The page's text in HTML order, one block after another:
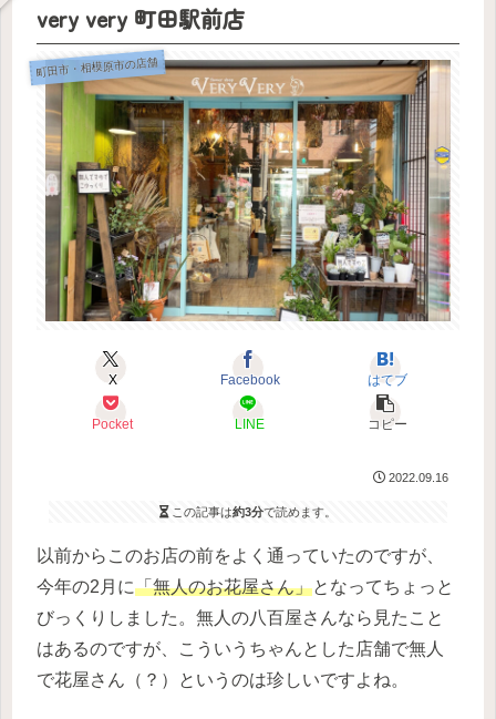
very very 町田駅前店
町田市・相模原市の店舗
X Facebook はてブ
Pocket LINE コピー
2022.09.16
この記事は約3分で読めます。
以前からこのお店の前をよく通っていたのですが、
今年の2月に「無人のお花屋さん」となってちょっと
びっくりしました。無人の八百屋さんなら見たこと
はあるのですが、こういうちゃんとした店舗で無人
で花屋さん（？）というのは珍しいですよね。